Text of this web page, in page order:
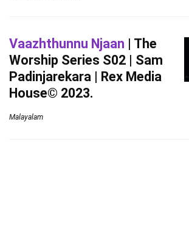
Vaazhthunnu Njaan | The
Worship Series S02 | Sam
Padinjarekara | Rex Media
House© 2023.
Malayalam